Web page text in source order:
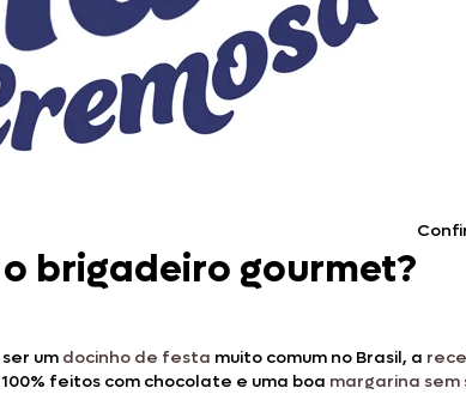
brigadeiro gourmet?
um docinho de festa muito comum no Brasil, a
feitos com chocolate e uma boa margarina sem